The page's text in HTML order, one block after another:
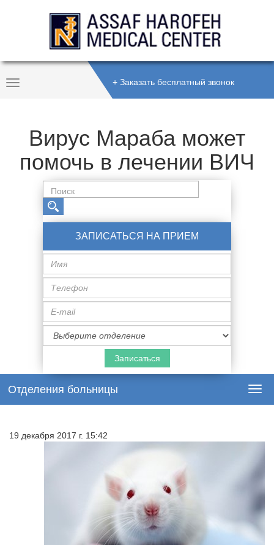
Toggle
+ Заказать бесплатный звонок
Вирус Мараба может
помочь в лечении ВИЧ
ЗАПИСАТЬСЯ НА ПРИЕМ
Имя
Телефон
Специализация
Отделения больницы
19 декабря 2017 г. 15:42